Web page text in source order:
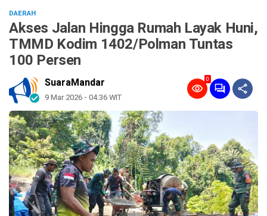
DAERAH
Akses Jalan Hingga Rumah Layak Huni,
TMMD Kodim 1402/Polman Tuntas
100 Persen
SuaraMandar
9 Mar 2026 - 04:36 WIT
0